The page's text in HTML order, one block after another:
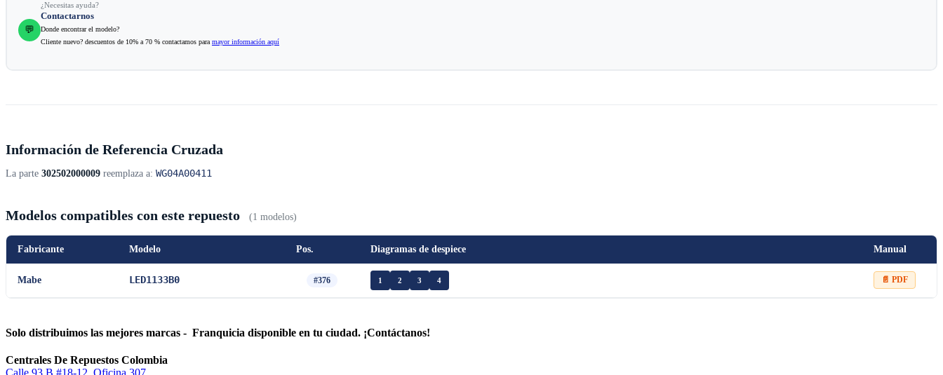
💬
¿Necesitas ayuda?
Contactarnos
Donde encontrar el modelo?
Cliente nuevo? descuentos de 10% a 70 % contactamos para mayor información aquí
Información de Referencia Cruzada
La parte 302502000009 reemplaza a: WG04A00411
Modelos compatibles con este repuesto (1 modelos)
Fabricante Modelo Pos. Diagramas de despiece Manual
Mabe LED1133B0 #376 1 2 3 4 📄 PDF
Solo distribuimos las mejores marcas - Franquicia disponible en tu ciudad. ¡Contáctanos!
Centrales De Repuestos Colombia